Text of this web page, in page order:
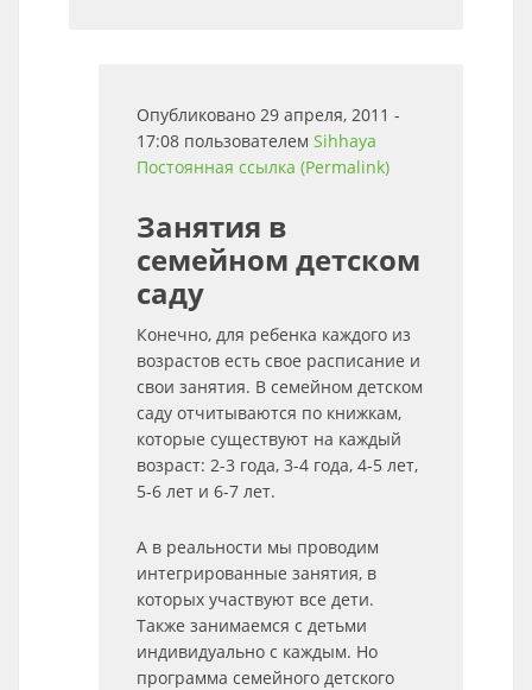
Опубликовано 29 апреля, 2011 -
17:08 пользователем Sihhaya
Постоянная ссылка (Permalink)
Занятия в
семейном детском
саду
Конечно, для ребенка каждого из
возрастов есть свое расписание и
свои занятия. В семейном детском
саду отчитываются по книжкам,
которые существуют на каждый
возраст: 2-3 года, 3-4 года, 4-5 лет,
5-6 лет и 6-7 лет.
А в реальности мы проводим
интегрированные занятия, в
которых участвуют все дети.
Также занимаемся с детьми
индивидуально с каждым. Но
программа семейного детского